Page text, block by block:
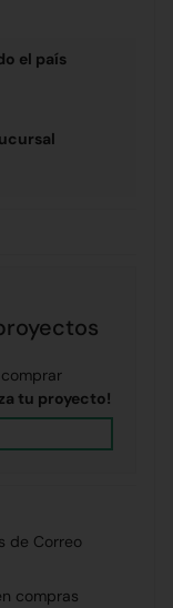
el país
tu proyecto!
de Correo
compras